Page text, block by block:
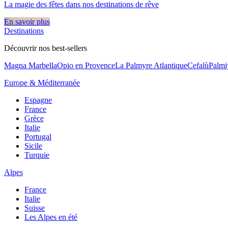
La magie des fêtes dans nos destinations de rêve​
En savoir plus
Destinations
Découvrir nos best-sellers
Magna MarbellaOpio en ProvenceLa Palmyre AtlantiqueCefalù
Europe & Méditerranée
Espagne
France
Grèce
Italie
Portugal
Sicile
Turquie
Alpes
France
Italie
Suisse
Les Alpes en été